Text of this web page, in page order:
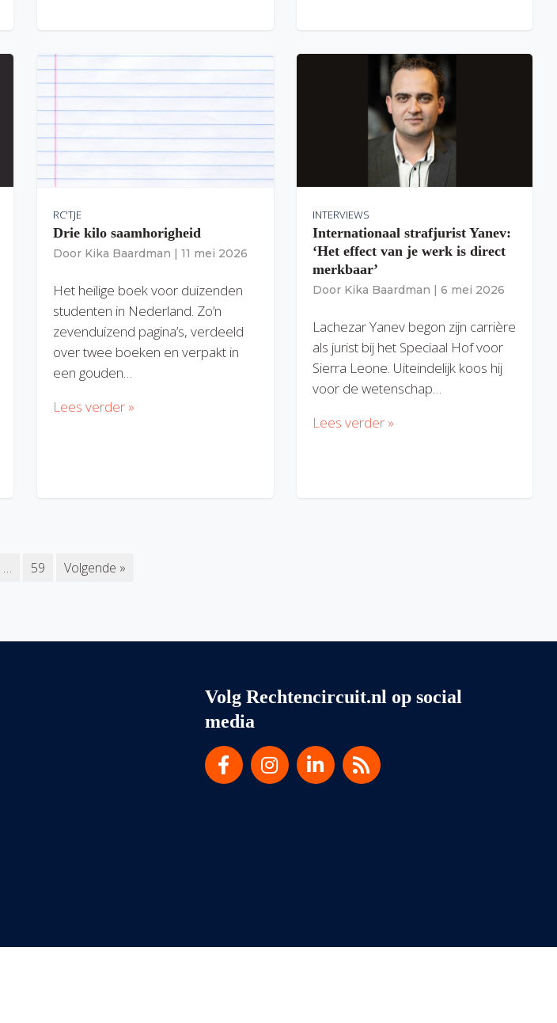
RC'TJE
Drie kilo saamhorigheid
Door Kika Baardman | 11 mei 2026
Het heilige boek voor duizenden
studenten in Nederland. Zo’n
zevenduizend pagina’s, verdeeld
over twee boeken en verpakt in
een gouden…
Lees verder »
INTERVIEWS
Internationaal strafjurist Yanev:
‘Het effect van je werk is direct
merkbaar’
Door Kika Baardman | 6 mei 2026
Lachezar Yanev begon zijn carrière
als jurist bij het Speciaal Hof voor
Sierra Leone. Uiteindelijk koos hij
voor de wetenschap…
Lees verder »
… 59 Volgende »
Volg Rechtencircuit.nl op social
media